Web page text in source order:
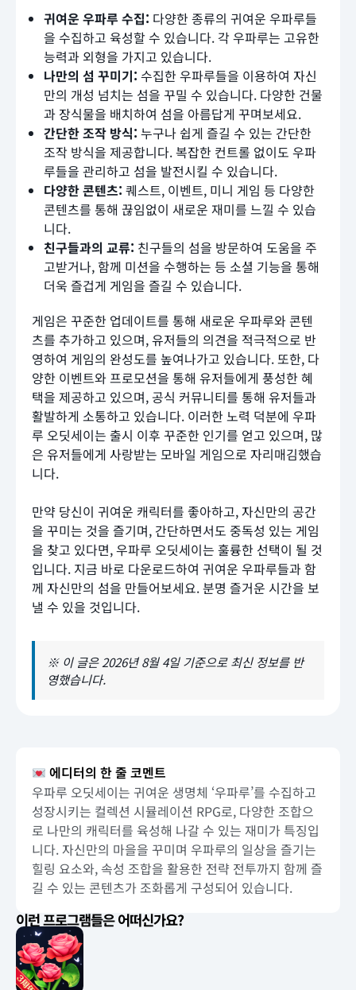
귀여운 우파루 수집: 다양한 종류의 귀여운 우파루들
을 수집하고 육성할 수 있습니다. 각 우파루는 고유한
능력과 외형을 가지고 있습니다.
나만의 섬 꾸미기: 수집한 우파루들을 이용하여 자신
만의 개성 넘치는 섬을 꾸밀 수 있습니다. 다양한 건물
과 장식물을 배치하여 섬을 아름답게 꾸며보세요.
간단한 조작 방식: 누구나 쉽게 즐길 수 있는 간단한
조작 방식을 제공합니다. 복잡한 컨트롤 없이도 우파
루들을 관리하고 섬을 발전시킬 수 있습니다.
다양한 콘텐츠: 퀘스트, 이벤트, 미니 게임 등 다양한
콘텐츠를 통해 끊임없이 새로운 재미를 느낄 수 있습
니다.
친구들과의 교류: 친구들의 섬을 방문하여 도움을 주
고받거나, 함께 미션을 수행하는 등 소셜 기능을 통해
더욱 즐겁게 게임을 즐길 수 있습니다.
게임은 꾸준한 업데이트를 통해 새로운 우파루와 콘텐
츠를 추가하고 있으며, 유저들의 의견을 적극적으로 반
영하여 게임의 완성도를 높여나가고 있습니다. 또한, 다
양한 이벤트와 프로모션을 통해 유저들에게 풍성한 혜
택을 제공하고 있으며, 공식 커뮤니티를 통해 유저들과
활발하게 소통하고 있습니다. 이러한 노력 덕분에 우파
루 오딧세이는 출시 이후 꾸준한 인기를 얻고 있으며, 많
은 유저들에게 사랑받는 모바일 게임으로 자리매김했습
니다.
만약 당신이 귀여운 캐릭터를 좋아하고, 자신만의 공간
을 꾸미는 것을 즐기며, 간단하면서도 중독성 있는 게임
을 찾고 있다면, 우파루 오딧세이는 훌륭한 선택이 될 것
입니다. 지금 바로 다운로드하여 귀여운 우파루들과 함
께 자신만의 섬을 만들어보세요. 분명 즐거운 시간을 보
낼 수 있을 것입니다.
※ 이 글은 2026년 8월 4일 기준으로 최신 정보를 반
영했습니다.
에디터의 한 줄 코멘트
우파루 오딧세이는 귀여운 생명체 ‘우파루’를 수집하고
성장시키는 컬렉션 시뮬레이션 RPG로, 다양한 조합으
로 나만의 캐릭터를 육성해 나갈 수 있는 재미가 특징입
니다. 자신만의 마을을 꾸미며 우파루의 일상을 즐기는
힐링 요소와, 속성 조합을 활용한 전략 전투까지 함께 즐
길 수 있는 콘텐츠가 조화롭게 구성되어 있습니다.
이런 프로그램들은 어떠신가요?